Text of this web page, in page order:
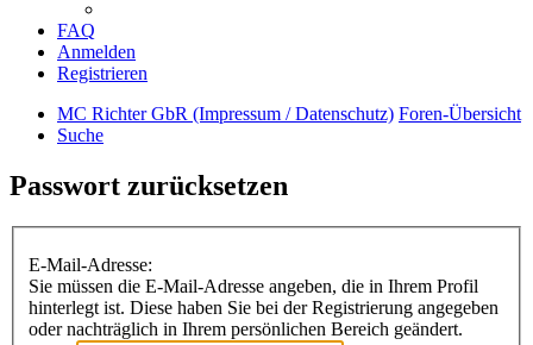
FAQ
Anmelden
Registrieren
MC Richter GbR (Impressum / Datenschutz) Foren-Übersicht
Suche
Passwort zurücksetzen
E-Mail-Adresse:
Sie müssen die E-Mail-Adresse angeben, die in Ihrem Profil
hinterlegt ist. Diese haben Sie bei der Registrierung angegeben
oder nachträglich in Ihrem persönlichen Bereich geändert.